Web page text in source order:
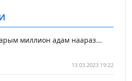
миллион адам наараз...
13.03.2023 19:22